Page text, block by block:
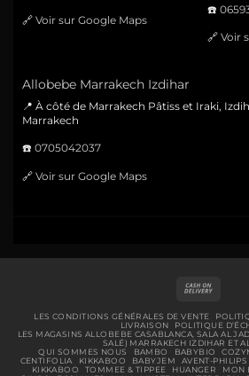
🔗 Voir sur Google Maps
☎️
🔗 Voir
Allobebe Marrakech Izdihar
📍 À côté de Marrakech Pâtiss et Iraki,
Marrakech
☎️ 0705042037
🔗 Voir sur Google Maps
LES CONDITIONS GÉNÉRALES DE VENTE
LIVRAISON
POLITIQUE
LES MAGASINS ALLOBEBE CASABLANCA, SALA AL
SALÉ) MARRAKECH IZDIHAR ET
QUI SOMMES NOUS
BAMBO BABYBIO
CENTIFOLIA
KIKKABOO BABYJEM AVENT-PHILIPS
KIKKABOO
TOMMEE & TIPPEE HUANGER MON